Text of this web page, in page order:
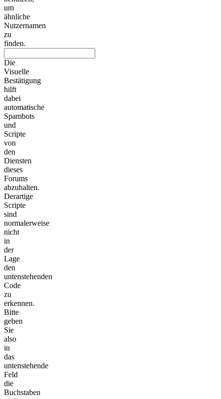
um
ähnliche
Nutzernamen
zu
finden.
Die
Visuelle
Bestätigung
hilft
dabei
automatische
Spambots
und
Scripte
von
den
Diensten
dieses
Forums
abzuhalten.
Derartige
Scripte
sind
normalerweise
nicht
in
der
Lage
den
untenstehenden
Code
zu
erkennen.
Bitte
geben
Sie
also
in
das
untenstehende
Feld
die
Buchstaben